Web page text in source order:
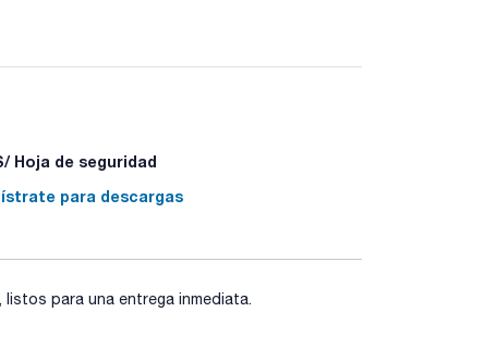
Hoja de seguridad
para descargas
para una entrega inmediata.